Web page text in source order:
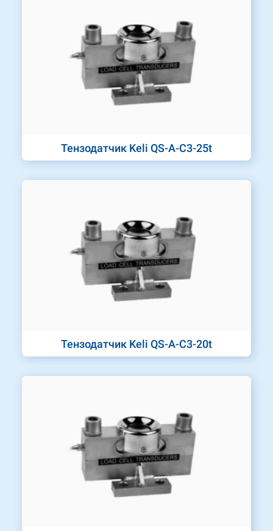
Тензодатчик Keli QS-A-C3-25t
Тензодатчик Keli QS-A-C3-20t